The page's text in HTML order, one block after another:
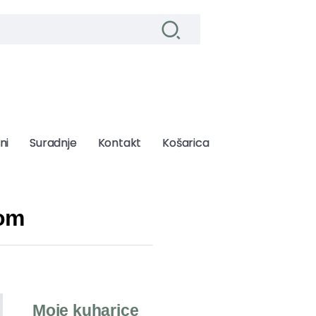
Suradnje Kontakt Košarica
Suradnje Kontakt Košarica
Moje kuharice